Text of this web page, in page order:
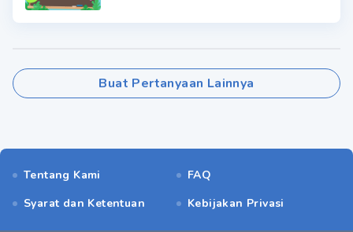
Buat Pertanyaan Lainnya
Tentang Kami
FAQ
Syarat dan Ketentuan
Kebijakan Privasi